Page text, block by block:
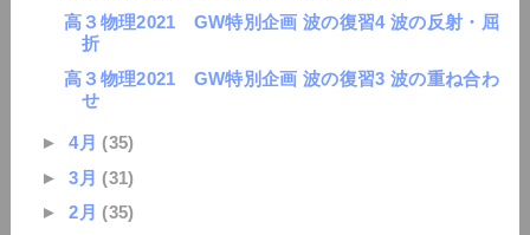
高３物理2021 GW特別企画 波の復習4 波の反射・屈
折
高３物理2021 GW特別企画 波の復習3 波の重ね合わ
せ
►4月 (35)
►3月 (31)
►2月 (35)